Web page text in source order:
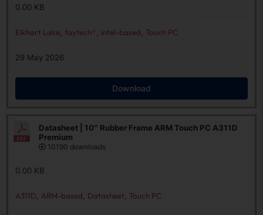
0.00 KB
Elkhart Lake faytech® Intel-based Touch PC
29 May 2026
Download
Datasheet | 10″ Rubber Frame ARM Touch PC A311D
Premium
10190 downloads
0.00 KB
A311D ARM-based Datasheet Touch PC